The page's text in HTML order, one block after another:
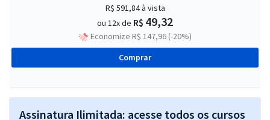
R$ 591,84à vista
ou 12x de R$ 49,32
Economize R$ 147,96 (-20%)
Comprar
Assinatura Ilimitada: acesse todos os cursos